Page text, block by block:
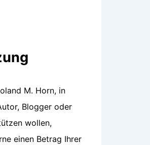
M. Horn, in
Blogger oder
wollen,
einen Betrag Ihrer